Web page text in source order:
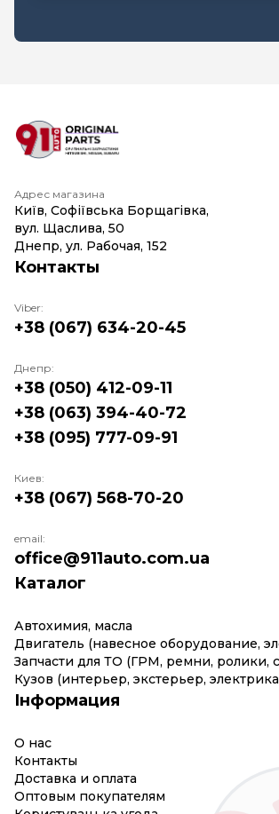
Адрес магазина
Київ, Софіївська Борщагівка,
вул. Щаслива, 50
Днепр, ул. Рабочая, 152
Каталог
Автохимия, масла
Двигатель (навесное оборудование,
Запчасти для ТО (ГРМ, ремни, ролики,
Кузов (интерьер, экстерьер,
Інформация
О нас
Контакты
Доставка и оплата
Оптовым покупателям
Контакты
Viber:
+38 (067) 634-20-45
Днепр:
+38 (050) 412-09-11
+38 (063) 394-40-72
+38 (095) 777-09-91
Киев:
+38 (067) 568-70-20
email:
office@911auto.com.ua